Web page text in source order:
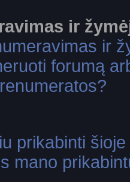
ir
ir
forumą
prikabinti
mano